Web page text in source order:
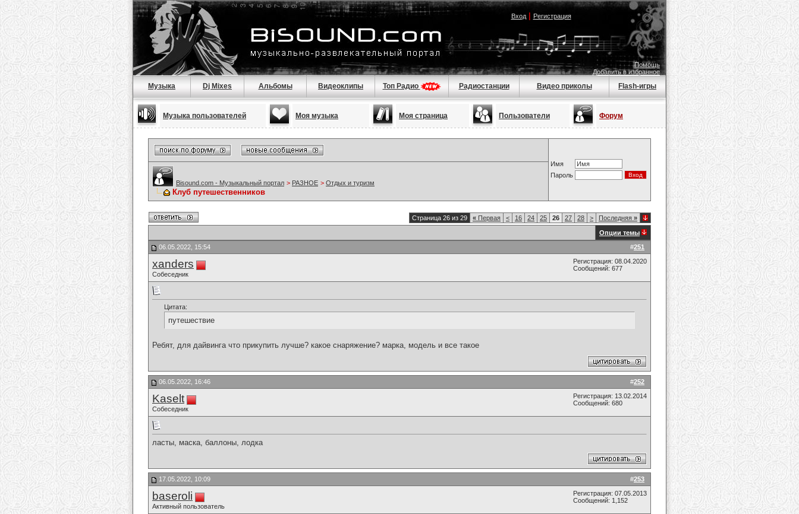
Вход| Регистрация
Помощь
Добавить в избранное
Музыка Dj Mixes Альбомы Видеоклипы Топ Радио Радиостанции Видео приколы Flash-игры
Музыка пользователей Моя музыка Моя страница Пользователи Форум
Имя
Пароль
Bisound.com - Музыкальный портал > РАЗНОЕ > Отдых и туризм
Клуб путешественников
Страница 26 из 29 « Первая < 16 24 25 26 27 28 > Последняя »
Опции темы
#251
06.05.2022, 15:54
xanders
Собеседник
Регистрация: 08.04.2020
Сообщений: 677
Цитата:
путешествие
Ребят, для дайвинга что прикупить лучше? какое снаряжение? марка, модель и все такое
#252
06.05.2022, 16:46
Kaselt
Собеседник
Регистрация: 13.02.2014
Сообщений: 680
ласты, маска, баллоны, лодка
#253
17.05.2022, 10:09
baseroli
Активный пользователь
Регистрация: 07.05.2013
Сообщений: 1,152